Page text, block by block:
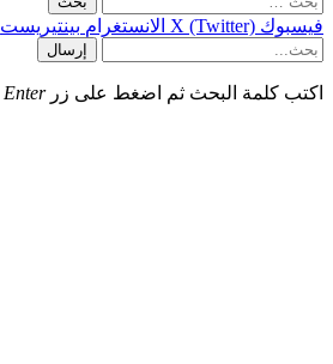
عن:
فيسبوك X (Twitter) الانستغرام بينتيريست
إرسال
اكتب كلمة البحث ثم اضغط على زر Enter